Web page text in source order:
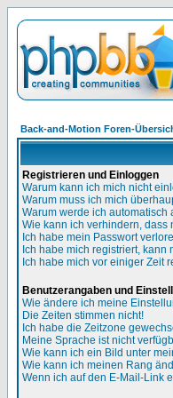
Back-and-Motion Foren-
Registrieren und Einloggen
Warum kann ich mich nicht
Warum muss ich mich
Warum werde ich automatisch
Wie kann ich verhindern, dass
Ich habe mein Passwort
Ich habe mich registriert,
Ich habe mich vor einiger Zeit
Benutzerangaben und
Wie ändere ich meine
Die Zeiten stimmen nicht!
Ich habe die Zeitzone
Meine Sprache ist nicht
Wie kann ich ein Bild unter
Wie kann ich meinen Rang
Wenn ich auf den E-Mail-Link